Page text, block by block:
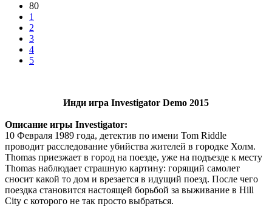
80
1
2
3
4
5
Инди игра Investigator Demo 2015
Описание игры Investigator:
10 Февраля 1989 года, детектив по имени Tom Riddle
проводит расследование убийства жителей в городке Холм.
Thomas приезжает в город на поезде, уже на подъезде к месту
Thomas наблюдает страшную картину: горящий самолет
сносит какой то дом и врезается в идущий поезд. После чего
поездка становится настоящей борьбой за выживание в Hill
City с которого не так просто выбраться.